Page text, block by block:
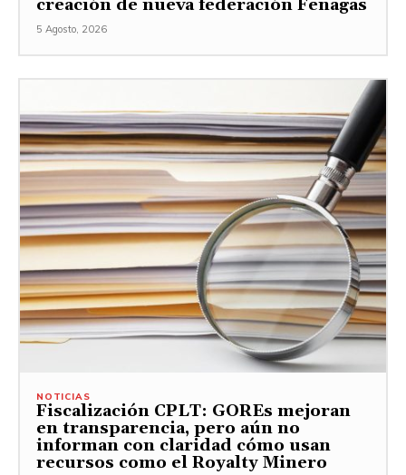
creación de nueva federación Fenagas
5 Agosto, 2026
NOTICIAS
Fiscalización CPLT: GOREs mejoran
en transparencia, pero aún no
informan con claridad cómo usan
recursos como el Royalty Minero